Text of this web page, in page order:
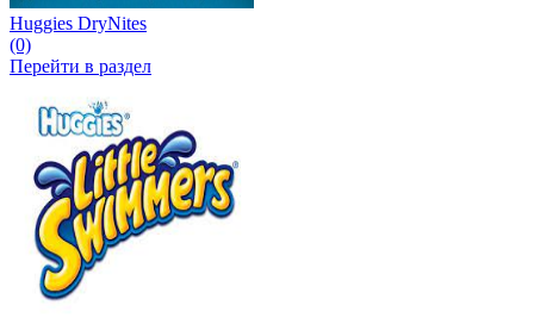
Huggies DryNites
(0)
Перейти в раздел